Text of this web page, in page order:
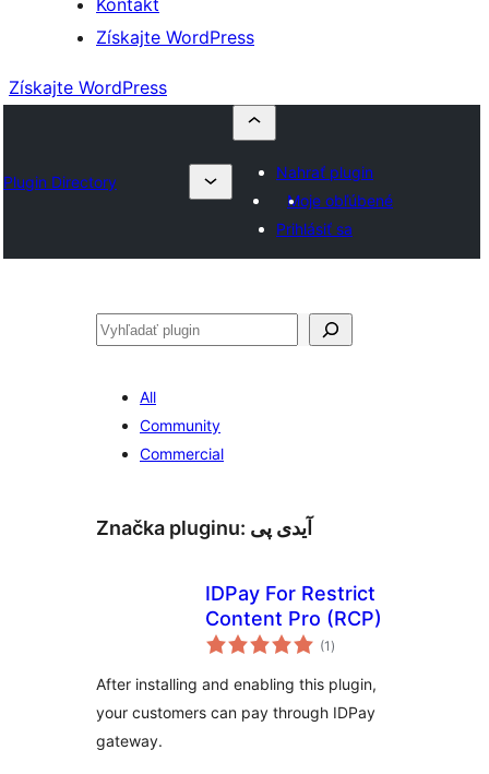
Kontakt
Získajte WordPress
Získajte WordPress
Plugin Directory
Nahrať plugin
Moje obľúbené
Prihlásiť sa
Hľadať
All
Community
Commercial
Značka pluginu: آیدی پی
IDPay For Restrict
Content Pro (RCP)
(1 celkové
hodnotenie
)
After installing and enabling this plugin,
your customers can pay through IDPay
gateway.